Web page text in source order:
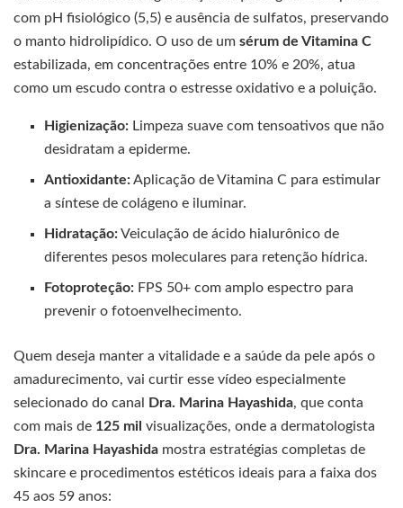
com pH fisiológico (5,5) e ausência de sulfatos, preservando
o manto hidrolipídico. O uso de um sérum de Vitamina C
estabilizada, em concentrações entre 10% e 20%, atua
como um escudo contra o estresse oxidativo e a poluição.
Higienização: Limpeza suave com tensoativos que não
desidratam a epiderme.
Antioxidante:Aplicação de Vitamina C para estimular
a síntese de colágeno e iluminar.
Hidratação:Veiculação de ácido hialurônico de
diferentes pesos moleculares para retenção hídrica.
Fotoproteção: FPS 50+ com amplo espectro para
prevenir o fotoenvelhecimento.
Quem deseja manter a vitalidade e a saúde da pele após o
amadurecimento, vai curtir esse vídeo especialmente
selecionado do canal
Dra. Marina Hayashida, que conta
com mais de 125 mil visualizações, onde a dermatologista
Dra. Marina Hayashida mostra estratégias completas de
skincare e procedimentos estéticos ideais para a faixa dos
45 aos 59 anos: